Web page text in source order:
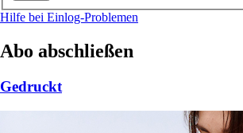
Hilfe bei Einlog-Problemen
Abo abschließen
Gedruckt